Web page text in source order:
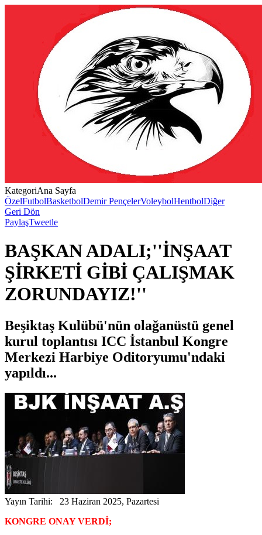
KategoriAna Sayfa
ÖzelFutbolBasketbolDemir PençelerVoleybolHentbolDiğer
Geri Dön
PaylaşTweetle
BAŞKAN ADALI;''İNŞAAT
ŞİRKETİ GİBİ ÇALIŞMAK
ZORUNDAYIZ!''
Beşiktaş Kulübü'nün olağanüstü genel
kurul toplantısı ICC İstanbul Kongre
Merkezi Harbiye Oditoryumu'ndaki
yapıldı...
Yayın Tarihi: 23 Haziran 2025, Pazartesi
KONGRE ONAY VERDİ;